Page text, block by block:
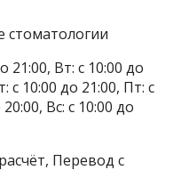
стоматологии
21:00, Вт: с 10:00 до
с 10:00 до 21:00, Пт: с
Вс: с 10:00 до
Перевод с